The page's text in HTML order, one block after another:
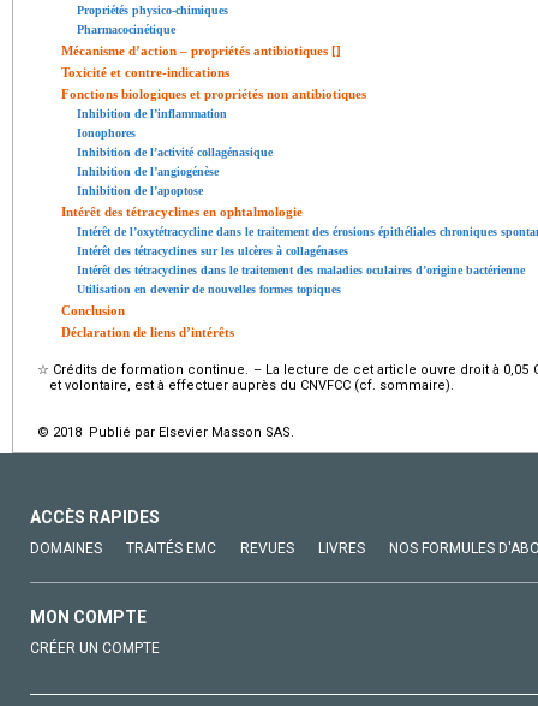
Propriétés physico-chimiques
Pharmacocinétique
Mécanisme d’action – propriétés antibiotiques []
Toxicité et contre-indications
Fonctions biologiques et propriétés non antibiotiques
Inhibition de l’inflammation
Ionophores
Inhibition de l’activité collagénasique
Inhibition de l’angiogénèse
Inhibition de l’apoptose
Intérêt des tétracyclines en ophtalmologie
Intérêt de l’oxytétracycline dans le traitement des érosions épithéliales chroniques
Intérêt des tétracyclines sur les ulcères à collagénases
Intérêt des tétracyclines dans le traitement des maladies oculaires d’origine bactérienne
Utilisation en devenir de nouvelles formes topiques
Conclusion
Déclaration de liens d’intérêts
☆ Crédits de formation continue. – La lecture de cet article ouvre droit à 0,05
et volontaire, est à effectuer auprès du CNVFCC (cf. sommaire).
© 2018 Publié par Elsevier Masson SAS.
ACCÈS RAPIDES
DOMAINES TRAITÉS EMC REVUES LIVRES NOS FORMULES
MON COMPTE
CRÉER UN COMPTE